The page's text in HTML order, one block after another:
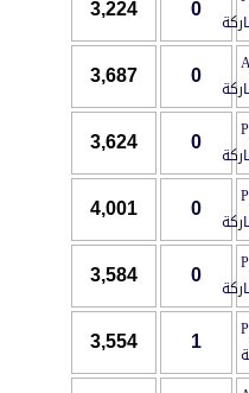
0
3,224
0
3,687
0
3,624
0
4,001
0
3,584
1
3,554